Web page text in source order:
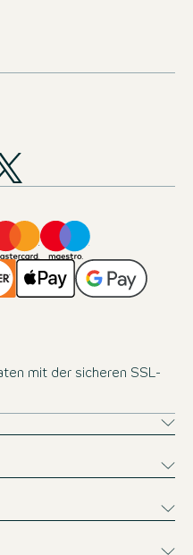
mit der sicheren SSL-